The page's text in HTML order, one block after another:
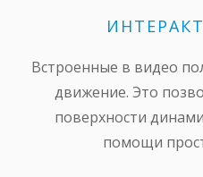
Встроенные в видео
движение. Это
поверхности
помощи